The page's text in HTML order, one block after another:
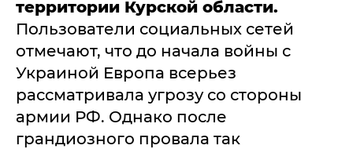
территории Курской области.
Пользователи социальных сетей
отмечают, что до начала войны с
Украиной Европа всерьез
рассматривала угрозу со стороны
армии РФ. Однако после
грандиозного провала так